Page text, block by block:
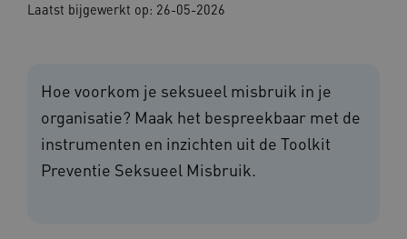
Laatst bijgewerkt op: 26-05-2026
Hoe voorkom je seksueel misbruik in je
organisatie? Maak het bespreekbaar met de
instrumenten en inzichten uit de Toolkit
Preventie Seksueel Misbruik.